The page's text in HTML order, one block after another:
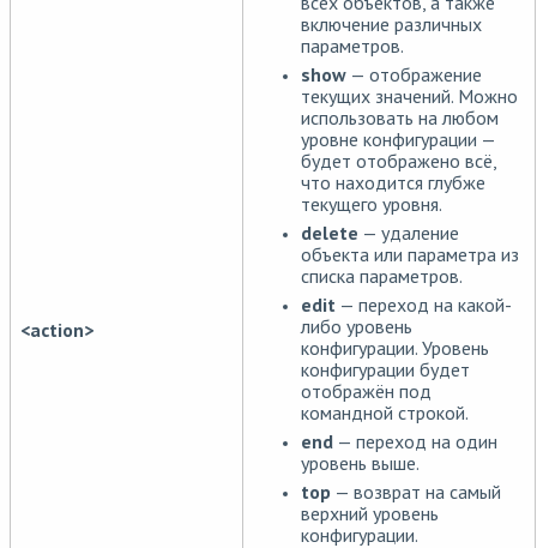
<action>
включение различных
параметров.
show — отображение
текущих значений. Можно
использовать на любом
уровне конфигурации —
будет отображено всё,
что находится глубже
текущего уровня.
delete — удаление
объекта или параметра из
списка параметров.
edit — переход на какой-
либо уровень
конфигурации. Уровень
конфигурации будет
отображён под
командной строкой.
end — переход на один
уровень выше.
top — возврат на самый
верхний уровень
конфигурации.